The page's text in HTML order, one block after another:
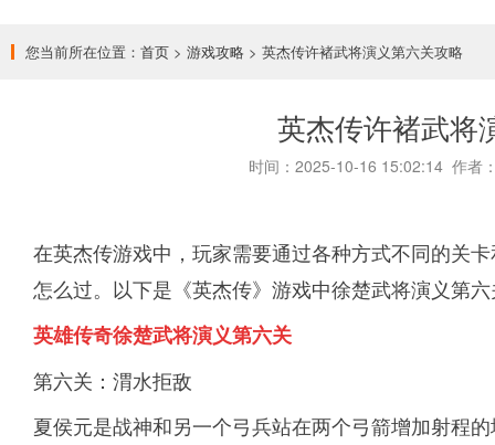
您当前所在位置： 首页 > 游戏攻略 > 英杰传许褚武将演义第六关攻略
英杰传许褚武将
时间：2025-10-16 15:02:14 作者
在英杰传游戏中，玩家需要通过各种方式不同的关
怎么过。以下是《英杰传》游戏中徐楚武将演义第
英雄传奇徐楚武将演义第六关
第六关：渭水拒敌
夏侯元是战神和另一个弓兵站在两个弓箭增加射程